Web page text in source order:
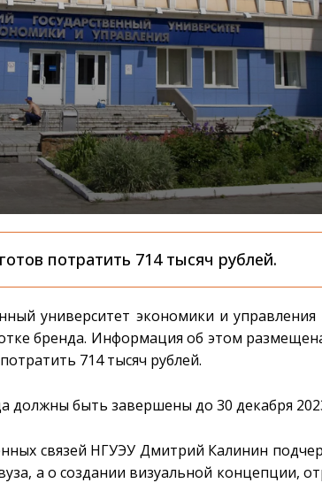
потратить 714 тысяч рублей.
университет экономики и
бренда. Информация об этом
714 тысяч рублей.
должны быть завершены до 30 декабря
связей НГУЭУ Дмитрий Калинин
а о создании визуальной концепции,